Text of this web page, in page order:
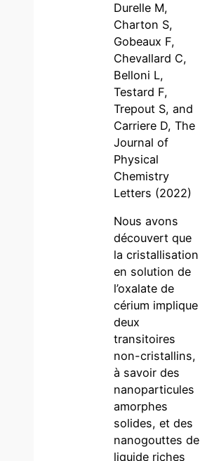
Durelle M,
Charton S,
Gobeaux F,
Chevallard C,
Belloni L,
Testard F,
Trepout S, and
Carriere D, The
Journal of
Physical
Chemistry
Letters (2022)
Nous avons
découvert que
la cristallisation
en solution de
l’oxalate de
cérium implique
deux
transitoires
non-cristallins,
à savoir des
nanoparticules
amorphes
solides, et des
nanogouttes de
liquide riches